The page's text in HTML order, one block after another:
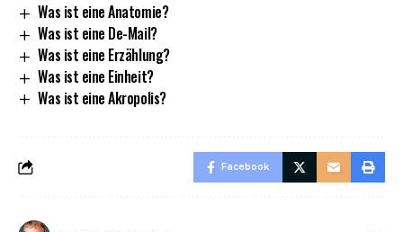
Was ist eine Anatomie?
Was ist eine De-Mail?
Was ist eine Erzählung?
Was ist eine Einheit?
Was ist eine Akropolis?
Facebook